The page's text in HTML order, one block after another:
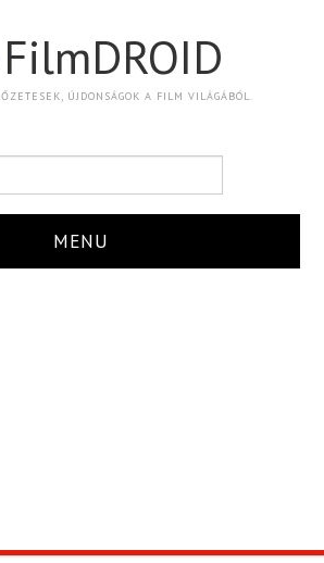
FilmDROID
ÚJDONSÁGOK A FILM VILÁGÁBÓL.
MENU